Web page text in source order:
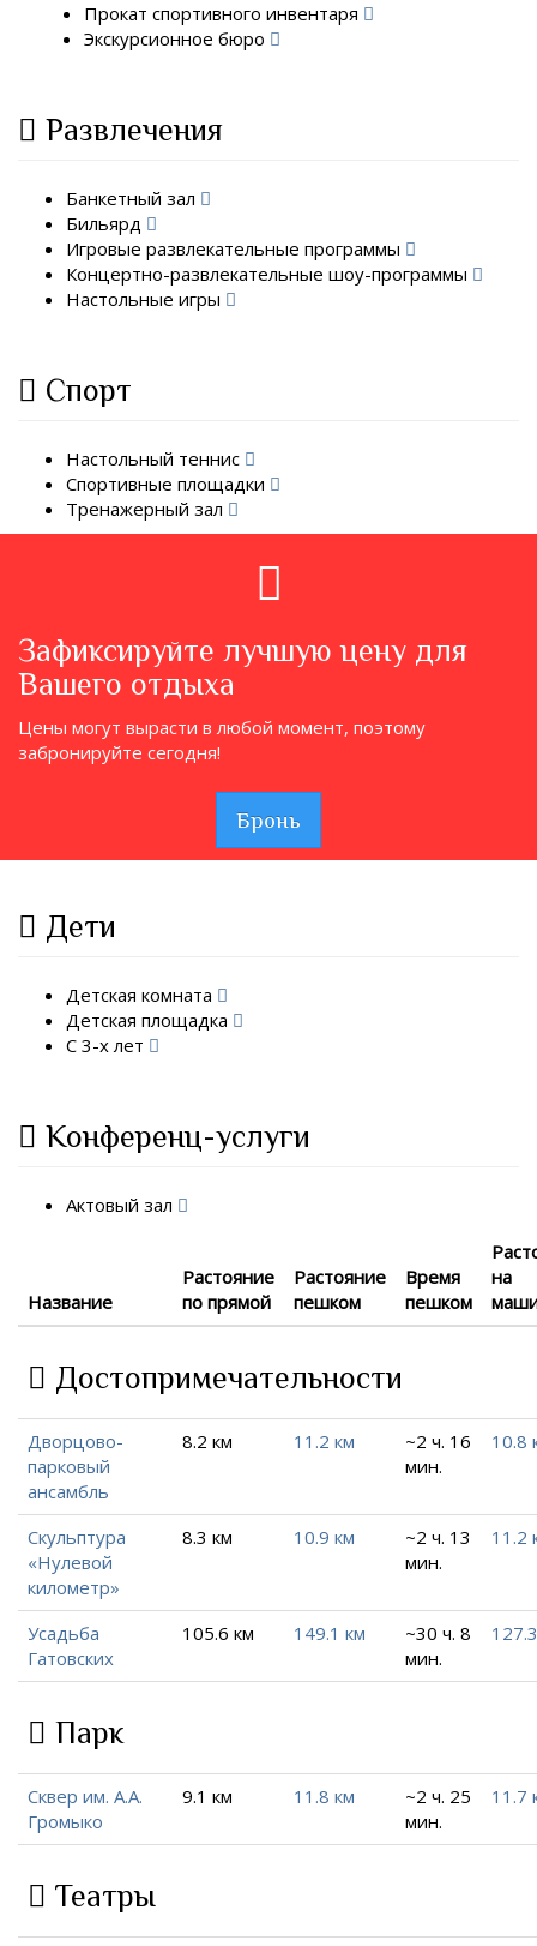
Прокат спортивного инвентаря
Экскурсионное бюро
Развлечения
Банкетный зал
Бильярд
Игровые развлекательные программы
Концертно-развлекательные шоу-программы
Настольные игры
Спорт
Настольный теннис
Спортивные площадки
Тренажерный зал
Зафиксируйте лучшую цену для
Вашего отдыха
Цены могут вырасти в любой момент, поэтому
забронируйте сегодня!
Бронь
Дети
Детская комната
Детская площадка
С 3-х лет
Конференц-услуги
Актовый зал
Название
Растояние
по прямой
Растояние
пешком
Время
пешком
на
Достопримечательности
Дворцово-
парковый
ансамбль
8.2 км 11.2 км
~2 ч. 16
мин.
10.8
Скульптура
«Нулевой
километр»
8.3 км 10.9 км
~2 ч. 13
мин.
11.2
Усадьба
Гатовских
105.6 км 149.1 км
~30 ч. 8
мин.
Парк
Сквер им. А.А.
Громыко
9.1 км 11.8 км
~2 ч. 25
мин.
11.7
Театры